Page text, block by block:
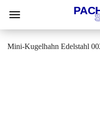
Mini-Kugelhahn Edelstahl